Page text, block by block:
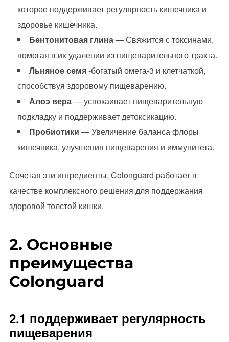
которое поддерживает регулярность кишечника и
здоровье кишечника.
Бентонитовая глина— Свяжится с токсинами,
помогая в их удалении из пищеварительного тракта.
Льняное семя-богатый омега-3 и клетчаткой,
способствуя здоровому пищеварению.
Алоэ вера— успокаивает пищеварительную
подкладку и поддерживает детоксикацию.
Пробиотики — Увеличение баланса флоры
кишечника, улучшения пищеварения и иммунитета.
Сочетая эти ингредиенты, Colonguard работает в
качестве комплексного решения для поддержания
здоровой толстой кишки.
2. Основные
преимущества
Colonguard
2.1 поддерживает регулярность
пищеварения